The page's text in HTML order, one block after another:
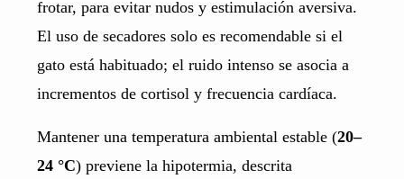
frotar, para evitar nudos y estimulación aversiva.
El uso de secadores solo es recomendable si el
gato está habituado; el ruido intenso se asocia a
incrementos de cortisol y frecuencia cardíaca.
Mantener una temperatura ambiental estable (20–
24 °C) previene la hipotermia, descrita